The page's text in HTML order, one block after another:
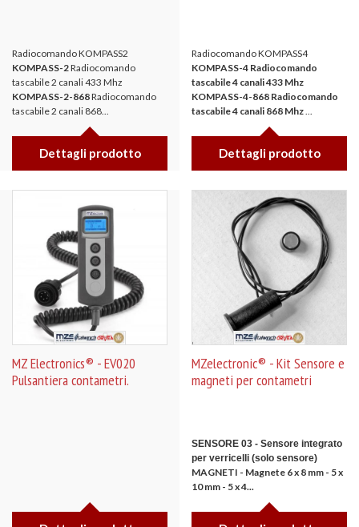
Radiocomando KOMPASS2
KOMPASS-2Radiocomando
tascabile 2 canali 433 Mhz
KOMPASS-2-868Radiocomando
tascabile 2 canali 868...
Dettagli prodotto
Radiocomando KOMPASS4
KOMPASS-4 Radiocomando
tascabile 4 canali 433 Mhz
KOMPASS-4-868 Radiocomando
tascabile 4 canali 868 Mhz...
Dettagli prodotto
MZ Electronics® - EV020
Pulsantiera contametri.
MZelectronic® - Kit Sensore e
magneti per contametri
SENSORE 03 - Sensore integrato
per verricelli (solo sensore)
MAGNETI - Magnete 6 x 8 mm - 5 x
10 mm - 5 x 4...